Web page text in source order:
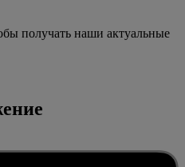
получать наши актуальные